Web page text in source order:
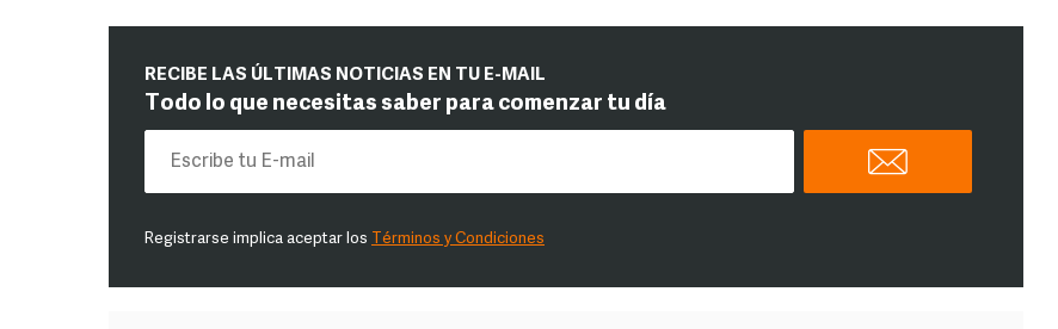
RECIBE LAS ÚLTIMAS NOTICIAS EN TU E-MAIL
Todo lo que necesitas saber para comenzar tu día
Registrarse implica aceptar los Términos y Condiciones